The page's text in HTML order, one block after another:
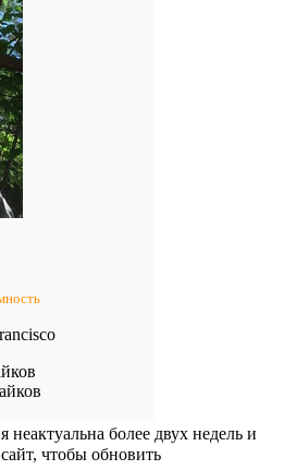
более двух недель и
чтобы обновить